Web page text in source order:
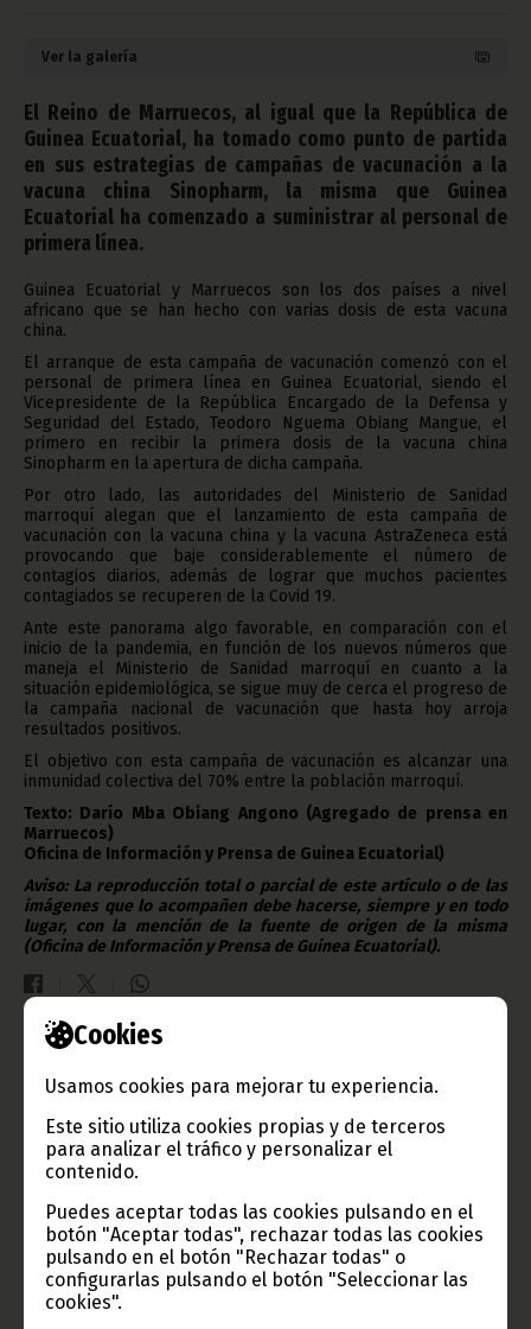
Cookies
Usamos cookies para mejorar tu experiencia.
Este sitio utiliza cookies propias y de terceros
para analizar el tráfico y personalizar el
contenido.
Puedes aceptar todas las cookies pulsando en el
botón "Aceptar todas", rechazar todas las cookies
pulsando en el botón "Rechazar todas" o
configurarlas pulsando el botón "Seleccionar las
cookies".
Ver la galería
El Reino de Marruecos, al igual que la República de
Guinea Ecuatorial, ha tomado como punto de partida
en sus estrategias de campañas de vacunación a la
vacuna china Sinopharm, la misma que Guinea
Ecuatorial ha comenzado a suministrar al personal de
primera línea.
Guinea Ecuatorial y Marruecos son los dos países a nivel
africano que se han hecho con varias dosis de esta vacuna
china.
El arranque de esta campaña de vacunación comenzó con el
personal de primera línea en Guinea Ecuatorial, siendo el
Vicepresidente de la República Encargado de la Defensa y
Seguridad del Estado, Teodoro Nguema Obiang Mangue, el
primero en recibir la primera dosis de la vacuna china
Sinopharm en la apertura de dicha campaña.
Por otro lado, las autoridades del Ministerio de Sanidad
marroquí alegan que el lanzamiento de esta campaña de
vacunación con la vacuna china y la vacuna AstraZeneca está
provocando que baje considerablemente el número de
contagios diarios, además de lograr que muchos pacientes
contagiados se recuperen de la Covid 19.
Ante este panorama algo favorable, en comparación con el
inicio de la pandemia, en función de los nuevos números que
maneja el Ministerio de Sanidad marroquí en cuanto a la
situación epidemiológica, se sigue muy de cerca el progreso de
la campaña nacional de vacunación que hasta hoy arroja
resultados positivos.
El objetivo con esta campaña de vacunación es alcanzar una
inmunidad colectiva del 70% entre la población marroquí.
Texto: Darío Mba Obiang Angono (Agregado de prensa en
Marruecos)
Oficina de Información y Prensa de Guinea Ecuatorial)
Aviso: La reproducción total o parcial de este artículo o de las
imágenes que lo acompañen debe hacerse, siempre y en todo
lugar, con la mención de la fuente de origen de la misma
(Oficina de Información y Prensa de Guinea Ecuatorial).
Información de Guinea Ecuatorial
TVGE